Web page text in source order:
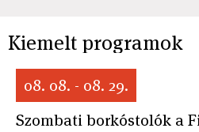
Kiemelt programok
08. 08. - 08. 29.
Szombati borkóstolók a